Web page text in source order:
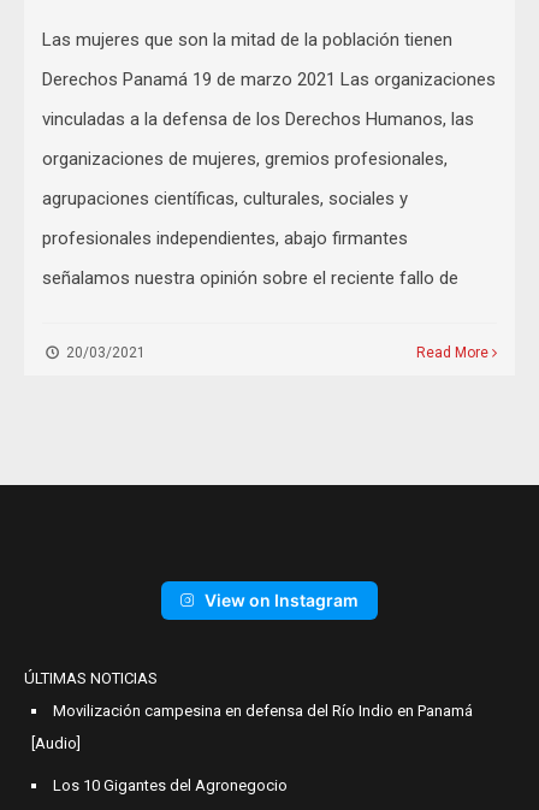
Las mujeres que son la mitad de la población tienen
Derechos Panamá 19 de marzo 2021 Las organizaciones
vinculadas a la defensa de los Derechos Humanos, las
organizaciones de mujeres, gremios profesionales,
agrupaciones científicas, culturales, sociales y
profesionales independientes, abajo firmantes
señalamos nuestra opinión sobre el reciente fallo de
20/03/2021 Read More
View on Instagram
ÚLTIMAS NOTICIAS
Movilización campesina en defensa del Río Indio en Panamá
[Audio]
Los 10 Gigantes del Agronegocio